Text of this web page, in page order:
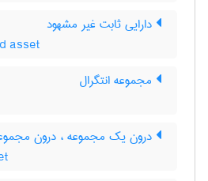
دارایی ثابت غیر مشهود
asset
مجموعه انتگرال
درون یک مجموعه ، درون